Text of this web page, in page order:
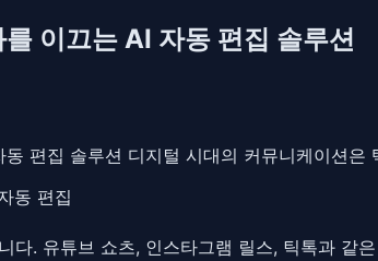
이끄는 AI 자동 편집 솔루션
편집 솔루션 디지털 시대의 커뮤니케이션은
동 편집
. 유튜브 쇼츠, 인스타그램 릴스, 틱톡과 같